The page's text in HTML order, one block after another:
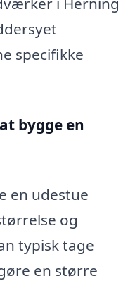
specifikke
bygge en
en udestue
og
typisk tage
en større